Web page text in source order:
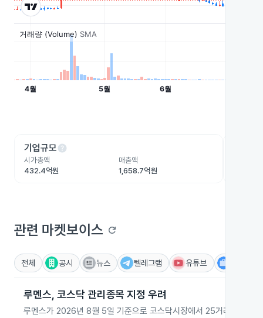
기업규모help
시가총액
432.4억원
매출액
1,658.7억원
관련 마켓보이스 refresh
전체 공시 뉴스 텔레그램 유튜브
루멘스, 코스닥 관리종목 지정 우려
루멘스가 2026년 8월 5일 기준으로 코스닥시장에서 25거래일 연속